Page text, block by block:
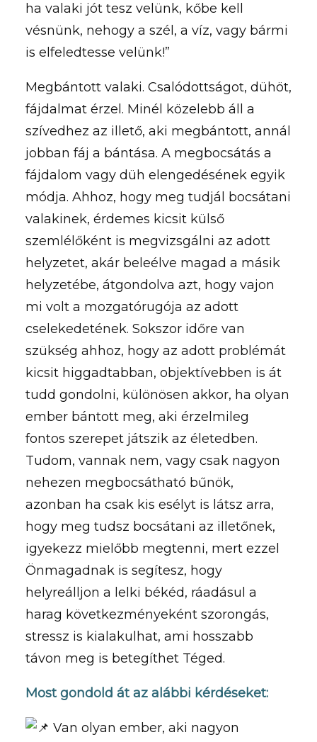
ha valaki jót tesz velünk, kőbe kell
vésnünk, nehogy a szél, a víz, vagy bármi
is elfeledtesse velünk!”
Megbántott valaki. Csalódottságot, dühöt,
fájdalmat érzel. Minél közelebb áll a
szívedhez az illető, aki megbántott, annál
jobban fáj a bántása. A megbocsátás a
fájdalom vagy düh elengedésének egyik
módja. Ahhoz, hogy meg tudjál bocsátani
valakinek, érdemes kicsit külső
szemlélőként is megvizsgálni az adott
helyzetet, akár beleélve magad a másik
helyzetébe, átgondolva azt, hogy vajon
mi volt a mozgatórugója az adott
cselekedetének. Sokszor időre van
szükség ahhoz, hogy az adott problémát
kicsit higgadtabban, objektívebben is át
tudd gondolni, különösen akkor, ha olyan
ember bántott meg, aki érzelmileg
fontos szerepet játszik az életedben.
Tudom, vannak nem, vagy csak nagyon
nehezen megbocsátható bűnök,
azonban ha csak kis esélyt is látsz arra,
hogy meg tudsz bocsátani az illetőnek,
igyekezz mielőbb megtenni, mert ezzel
Önmagadnak is segítesz, hogy
helyreálljon a lelki békéd, ráadásul a
harag következményeként szorongás,
stressz is kialakulhat, ami hosszabb
távon meg is betegíthet Téged.
Most gondold át az alábbi kérdéseket:
Van olyan ember, aki nagyon